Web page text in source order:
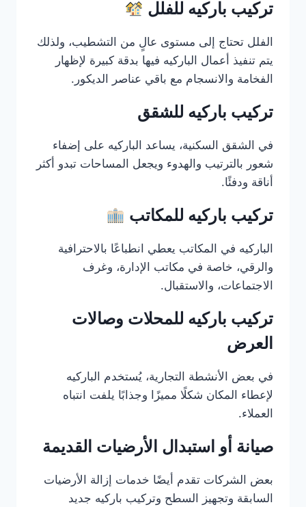
تركيب باركيه للفلل
الفلل تحتاج إلى مستوى عالٍ من التشطيب، ولذلك
يتم تنفيذ أعمال الباركيه فيها بدقة كبيرة لإظهار
الفخامة والانسجام مع باقي عناصر الديكور.
تركيب باركيه للشقق
في الشقق السكنية، يساعد الباركيه على إضفاء
شعور بالترتيب والهدوء ويجعل المساحات تبدو أكثر
أناقة ودفئًا.
تركيب باركيه للمكاتب
الباركيه في المكاتب يعطي انطباعًا بالاحترافية
والرقي، خاصة في مكاتب الإدارة، وغرف
الاجتماعات، والاستقبال.
تركيب باركيه للمحلات وصالات
العرض
في بعض الأنشطة التجارية، يُستخدم الباركيه
لإعطاء المكان شكلًا مميزًا وجذابًا يلفت انتباه
العملاء.
صيانة أو استبدال الأرضيات القديمة
بعض الشركات تقدم أيضًا خدمات إزالة الأرضيات
السابقة وتجهيز السطح وتركيب باركيه جديد